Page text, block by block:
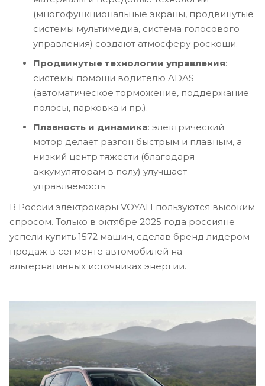
(многофункциональные экраны, продвинутые
системы мультимедиа, система голосового
управления) создают атмосферу роскоши.
Продвинутые технологии управления:
системы помощи водителю ADAS
(автоматическое торможение, поддержание
полосы, парковка и пр.).
Плавность и динамика: электрический
мотор делает разгон быстрым и плавным, а
низкий центр тяжести (благодаря
аккумуляторам в полу) улучшает
управляемость.
В России электрокары VOYAH пользуются высоким
спросом. Только в октябре 2025 года россияне
успели купить 1572 машин, сделав бренд лидером
продаж в сегменте автомобилей на
альтернативных источниках энергии.